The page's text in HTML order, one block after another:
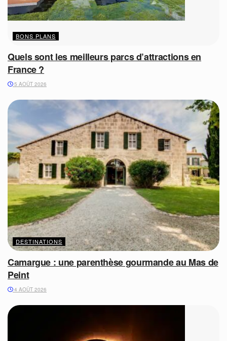
BONS PLANS
Quels sont les meilleurs parcs d’attractions en
France ?
5 AOÛT 2026
DESTINATIONS
Camargue : une parenthèse gourmande au Mas de
Peint
4 AOÛT 2026